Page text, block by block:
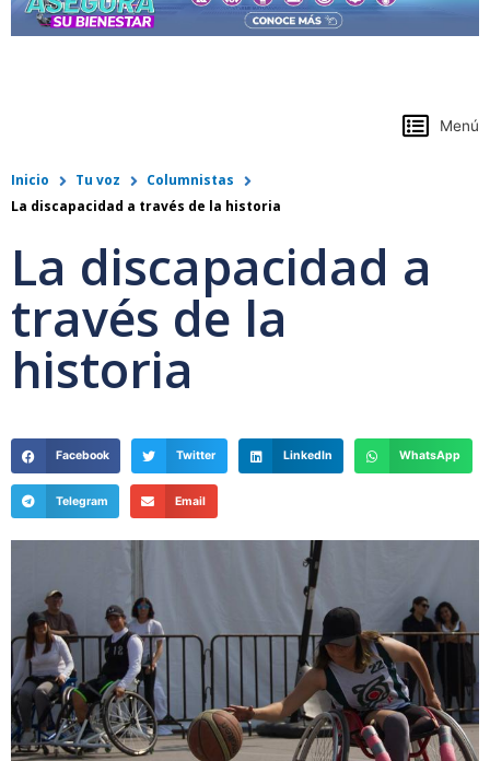
Menú
Inicio Tu voz
Columnistas
La discapacidad a través de la historia
La discapacidad a
través de la
historia
Facebook Twitter LinkedIn WhatsApp
Telegram Email